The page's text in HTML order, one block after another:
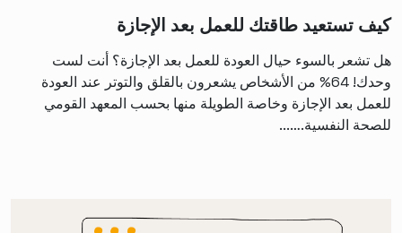
كيف تستعيد طاقتك للعمل بعد الإجازة
هل تشعر بالسوء حيال العودة للعمل بعد الإجازة؟ أنت لست
وحدك! 64% من الأشخاص يشعرون بالقلق والتوتر عند العودة
للعمل بعد الإجازة وخاصة الطويلة منها بحسب المعهد القومي
للصحة النفسية.…...